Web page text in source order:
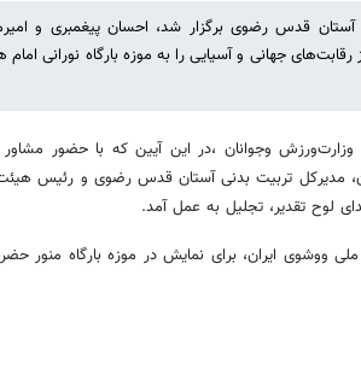
قدس رضوی برگزار شد، احسان پیغمبری و
جهانی و آسیایی را به موزه بارگاه نورانی
وزارت‌ورزش وجوانان ،در این آیین که با حضور
مدیرکل تربیت بدنی آستان قدس رضوی و رئیس
لوح تقدیر، تجلیل به عمل آمد.
ووشوی ایران، برای نمایش در موزه بارگاه منور